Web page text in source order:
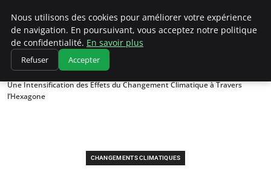
Climatedebtagents
Accueil
Changements climatiques
Une Intensification des Effets du Changement Climatique à Travers
l’Hexagone
CHANGEMENTS CLIMATIQUES
Nous utilisons des cookies pour améliorer votre expérience
de navigation. En poursuivant, vous acceptez notre politique
de confidentialité. En savoir plus
Refuser Accepter